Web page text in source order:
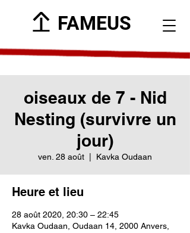
FAMEUS
oiseaux de 7 - Nid
Nesting (survivre un
jour)
ven. 28 août Kavka Oudaan
Heure et lieu
28 août 2020, 20:30 – 22:45
Kavka Oudaan, Oudaan 14, 2000 Anvers,